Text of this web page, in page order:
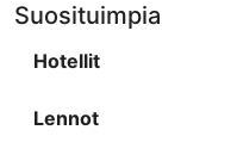
Suosituimpia
Hotellit
Lennot